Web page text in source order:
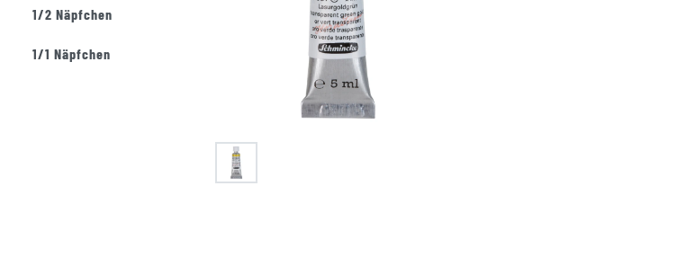
1/2 Näpfchen
1/1 Näpfchen